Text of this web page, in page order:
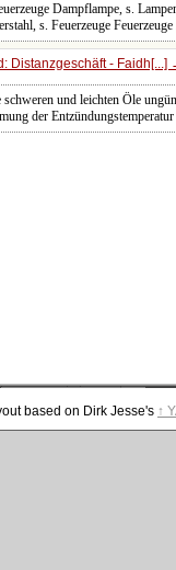
Dampflampe, s.
s. Feuerzeuge Feuerzeuge
Distanzgeschäft - Faidh[...]
und leichten Öle
der
based on Dirk Jesse's ↑